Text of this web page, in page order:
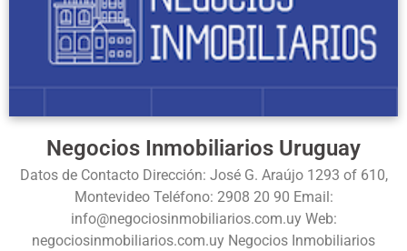
Negocios Inmobiliarios Uruguay
Datos de Contacto Dirección: José G. Araújo 1293 of 610,
Montevideo Teléfono: 2908 20 90 Email:
info@negociosinmobiliarios.com.uy Web:
negociosinmobiliarios.com.uy Negocios Inmobiliarios